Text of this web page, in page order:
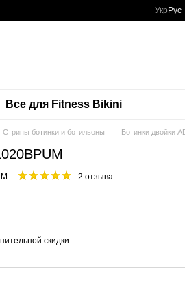
Укр Рус
Все для Fitness Bikini
Стрипы ботинки и ботильоны Ботинки двойки
2 отзыва
скидки